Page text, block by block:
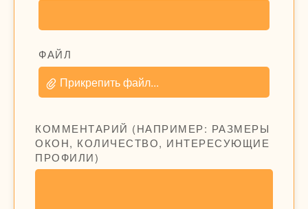
ФАЙЛ
Прикрепить файл...
КОММЕНТАРИЙ (НАПРИМЕР: РАЗМЕРЫ
ОКОН, КОЛИЧЕСТВО, ИНТЕРЕСУЮЩИЕ
ПРОФИЛИ)